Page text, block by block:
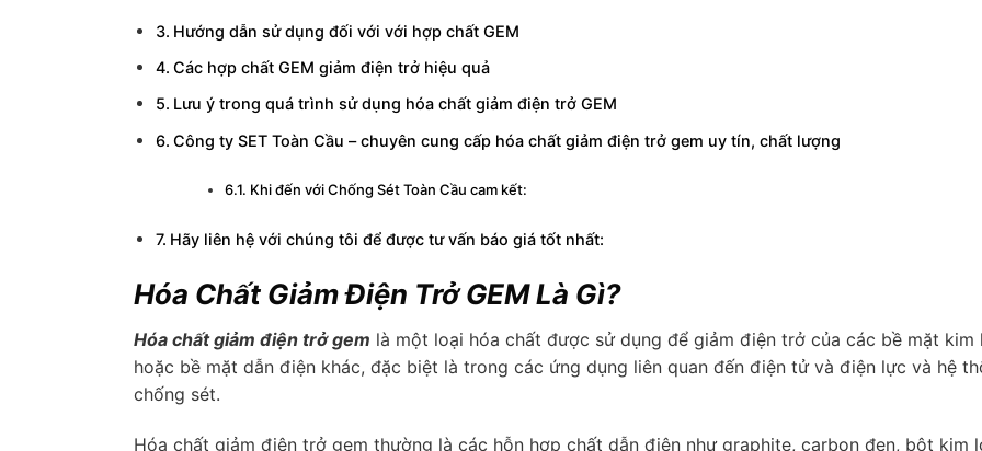
Hướng dẫn sử dụng đối với với hợp chất GEM
Các hợp chất GEM giảm điện trở hiệu quả
Lưu ý trong quá trình sử dụng hóa chất giảm điện trở GEM
Công ty SET Toàn Cầu – chuyên cung cấp hóa chất giảm điện trở gem uy tín, chất lượng
Khi đến với Chống Sét Toàn Cầu cam kết:
Hãy liên hệ với chúng tôi để được tư vấn báo giá tốt nhất:
Hóa Chất Giảm Điện Trở GEM Là Gì?
Hóa chất giảm điện trở gem là một loại hóa chất được sử dụng để giảm điện trở của các bề mặt kim
hoặc bề mặt dẫn điện khác, đặc biệt là trong các ứng dụng liên quan đến điện tử và điện lực và hệ
chống sét.
Hóa chất giảm điện trở gem thường là các hỗn hợp chất dẫn điện như graphite, carbon đen, bột kim